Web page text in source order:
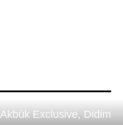
Akbük Exclusive, Didim